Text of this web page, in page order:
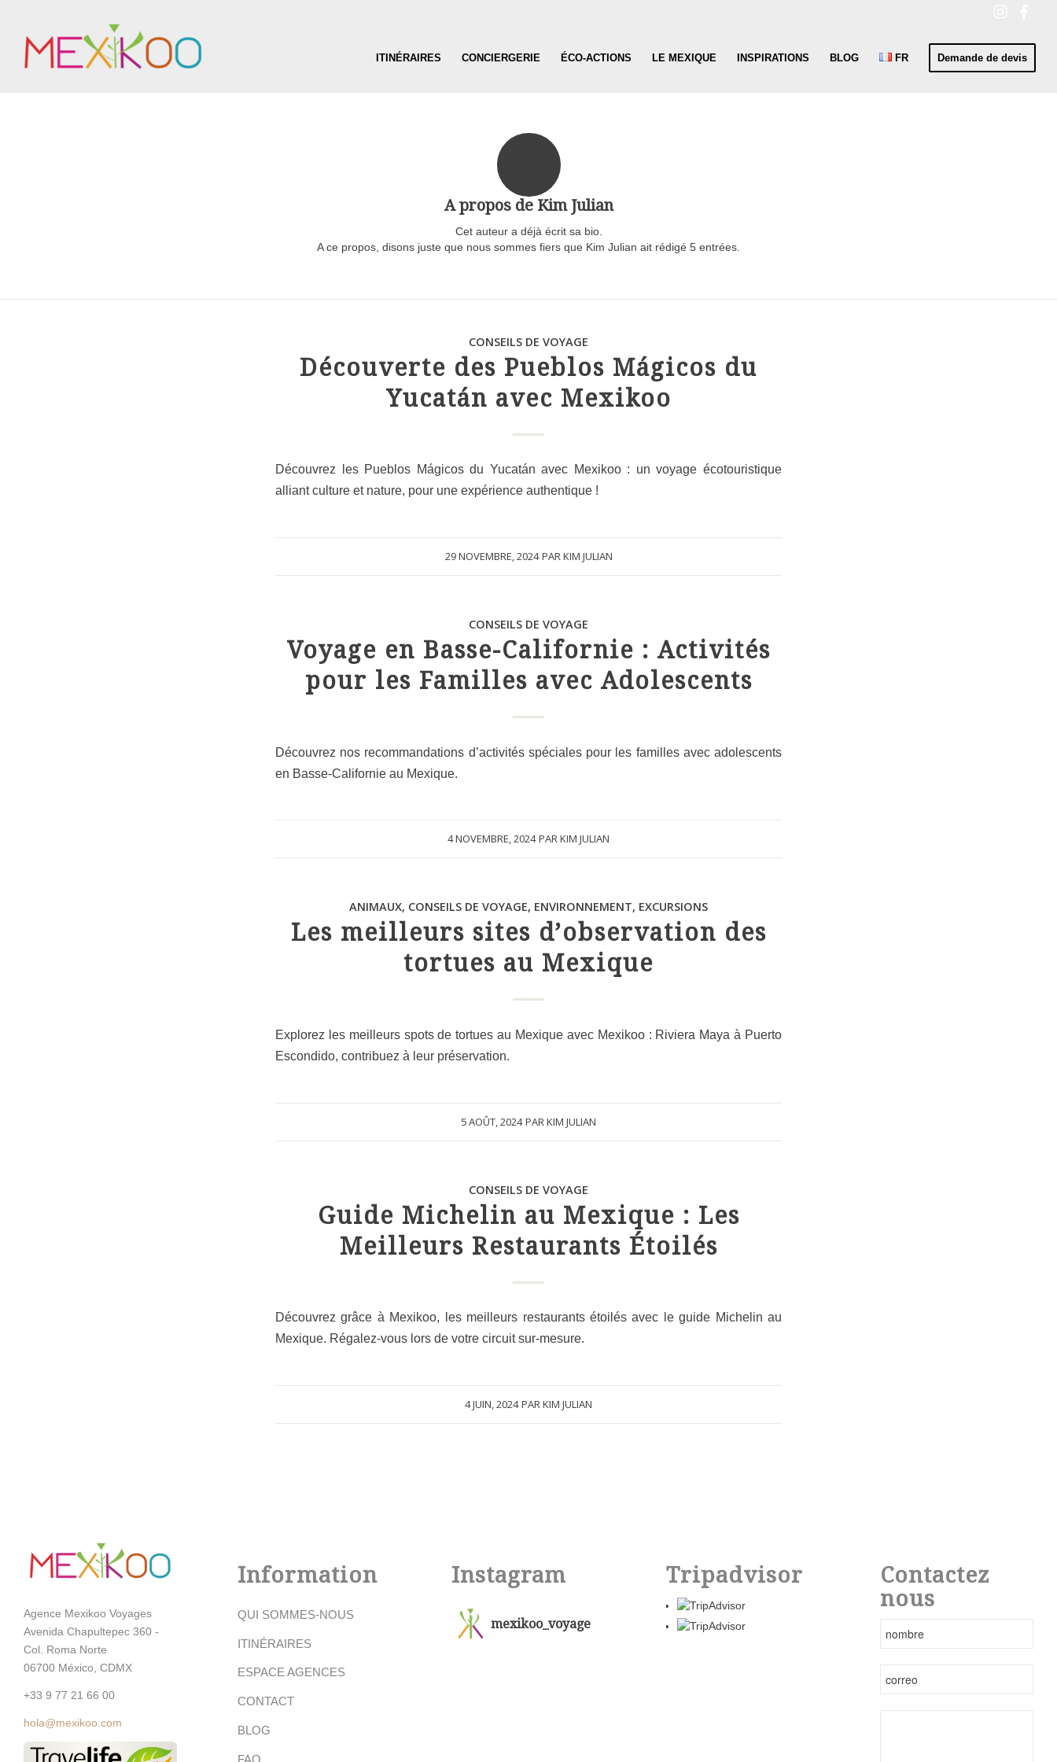
ITINÉRAIRES CONCIERGERIE ÉCO-ACTIONS LE MEXIQUE INSPIRATIONS BLOG FR Demande de devis
A propos de Kim Julian
Cet auteur a déjà écrit sa bio.
A ce propos, disons juste que nous sommes fiers que Kim Julian ait rédigé 5 entrées.
CONSEILS DE VOYAGE
Découverte des Pueblos Mágicos du
Yucatán avec Mexikoo
Découvrez les Pueblos Mágicos du Yucatán avec Mexikoo : un voyage écotouristique
alliant culture et nature, pour une expérience authentique !
29 NOVEMBRE, 2024 PARKIM JULIAN
CONSEILS DE VOYAGE
Voyage en Basse-Californie : Activités
pour les Familles avec Adolescents
Découvrez nos recommandations d’activités spéciales pour les familles avec adolescents
en Basse-Californie au Mexique.
4 NOVEMBRE, 2024 PARKIM JULIAN
ANIMAUX, CONSEILS DE VOYAGE, ENVIRONNEMENT, EXCURSIONS
Les meilleurs sites d’observation des
tortues au Mexique
Explorez les meilleurs spots de tortues au Mexique avec Mexikoo : Riviera Maya à Puerto
Escondido, contribuez à leur préservation.
5 AOÛT, 2024 PARKIM JULIAN
CONSEILS DE VOYAGE
Guide Michelin au Mexique : Les
Meilleurs Restaurants Étoilés
Découvrez grâce à Mexikoo, les meilleurs restaurants étoilés avec le guide Michelin au
Mexique. Régalez-vous lors de votre circuit sur-mesure.
4 JUIN, 2024 PARKIM JULIAN
Agence Mexikoo Voyages
Avenida Chapultepec 360 -
Col. Roma Norte
06700 México, CDMX
+33 9 77 21 66 00
hola@mexikoo.com
Information
QUI SOMMES-NOUS
ITINÉRAIRES
ESPACE AGENCES
CONTACT
BLOG
FAQ
Instagram
mexikoo_voyage
Tripadvisor
Contactez
nous